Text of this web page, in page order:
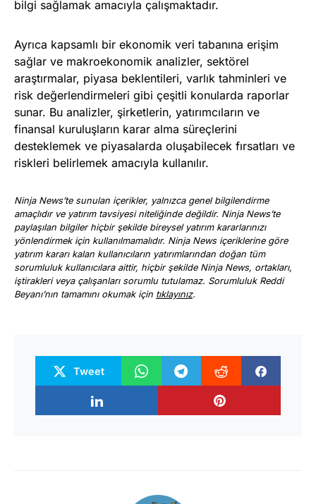
bilgi sağlamak amacıyla çalışmaktadır.
Ayrıca kapsamlı bir ekonomik veri tabanına erişim
sağlar ve makroekonomik analizler, sektörel
araştırmalar, piyasa beklentileri, varlık tahminleri ve
risk değerlendirmeleri gibi çeşitli konularda raporlar
sunar. Bu analizler, şirketlerin, yatırımcıların ve
finansal kuruluşların karar alma süreçlerini
desteklemek ve piyasalarda oluşabilecek fırsatları ve
riskleri belirlemek amacıyla kullanılır.
Ninja News’te sunulan içerikler, yalnızca genel bilgilendirme
amaçlıdır ve yatırım tavsiyesi niteliğinde değildir. Ninja News’te
paylaşılan bilgiler hiçbir şekilde bireysel yatırım kararlarınızı
yönlendirmek için kullanılmamalıdır. Ninja News içeriklerine göre
yatırım kararı kalan kullanıcıların yatırımlarından doğan tüm
sorumluluk kullanıcılara aittir, hiçbir şekilde Ninja News, ortakları,
iştirakleri veya çalışanları sorumlu tutulamaz. Sorumluluk Reddi
Beyanı’nın tamamını okumak için tıklayınız.
Tweet